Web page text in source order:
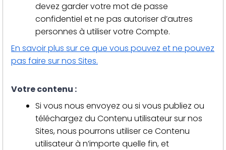
devez garder votre mot de passe
confidentiel et ne pas autoriser d’autres
personnes à utiliser votre Compte.
En savoir plus sur ce que vous pouvez et ne pouvez
pas faire sur nos Sites.
Votre contenu :
Si vous nous envoyez ou si vous publiez ou
téléchargez du Contenu utilisateur sur nos
Sites, nous pourrons utiliser ce Contenu
utilisateur à n’importe quelle fin, et